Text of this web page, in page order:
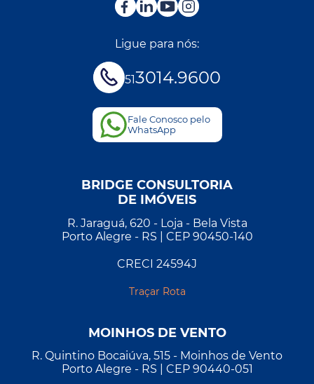
Ligue para nós:
513014.9600
Fale Conosco pelo
WhatsApp
BRIDGE CONSULTORIA
DE IMÓVEIS
R. Jaraguá, 620 - Loja - Bela Vista
Porto Alegre - RS | CEP 90450-140
CRECI 24594J
Traçar Rota
MOINHOS DE VENTO
R. Quintino Bocaiúva, 515 - Moinhos de Vento
Porto Alegre - RS | CEP 90440-051